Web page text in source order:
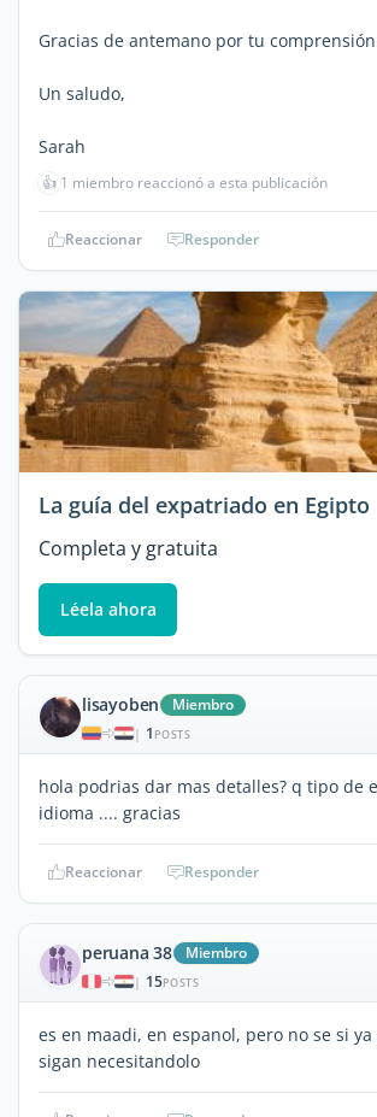
Gracias de antemano por tu
Un saludo,
Sarah
👍 1 miembro reaccionó a esta publicación
Reaccionar Responder
La guía del expatriado en Egipto
Completa y gratuita
Léela ahora
lisayoben Miembro
| 1 POSTS
hola podrias dar mas detalles? q tipo de
idioma .... gracias
Reaccionar Responder
peruana 38 Miembro
| 15POSTS
es en maadi, en espanol, pero no se si
sigan necesitandolo